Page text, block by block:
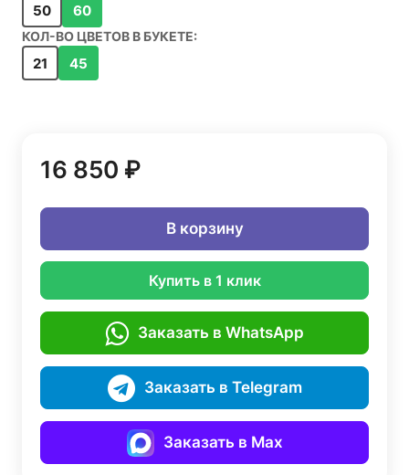
50 60
КОЛ-ВО ЦВЕТОВ В БУКЕТЕ:
21 45
16 850 ₽
В корзину
Купить в 1 клик
Заказать в WhatsApp
Заказать в Telegram
Заказать в Max